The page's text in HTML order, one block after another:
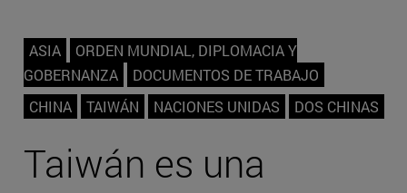
ASIA
ORDEN MUNDIAL, DIPLOMACIA Y
GOBERNANZA
DOCUMENTOS DE TRABAJO
CHINA
TAIWÁN NACIONES UNIDAS DOS CHINAS
Taiwán es una